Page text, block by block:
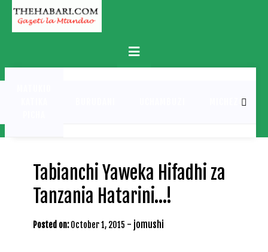
Skip
content
Primary
Menu
MICHEZO
Tabianchi Yaweka Hifadhi za
Tanzania Hatarini…!
Posted on: October 1, 2015 - jomushi